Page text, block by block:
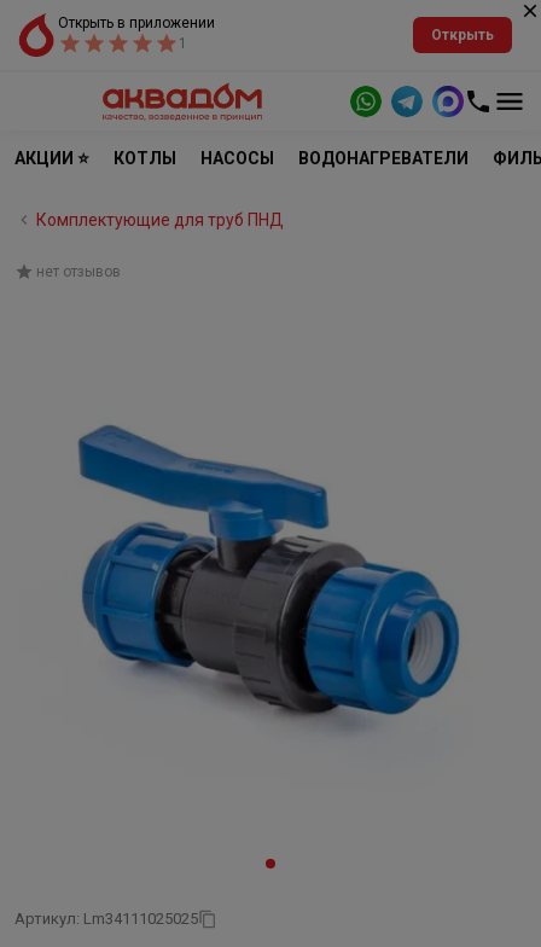
Открыть в приложении
1
Открыть
АКЦИИ ⭐ КОТЛЫ НАСОСЫ ВОДОНАГРЕВАТЕЛИ
Комплектующие для труб ПНД
нет отзывов
Артикул: Lm34111025025